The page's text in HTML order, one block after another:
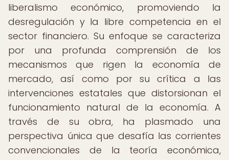
liberalismo económico, promoviendo la
desregulación y la libre competencia en el
sector financiero. Su enfoque se caracteriza
por una profunda comprensión de los
mecanismos que rigen la economía de
mercado, así como por su crítica a las
intervenciones estatales que distorsionan el
funcionamiento natural de la economía. A
través de su obra, ha plasmado una
perspectiva única que desafía las corrientes
convencionales de la teoría económica,